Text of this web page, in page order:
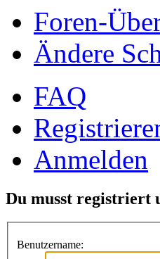
Foren-
Ändere
FAQ
Anmelden
Du musst registriert
Benutzername: